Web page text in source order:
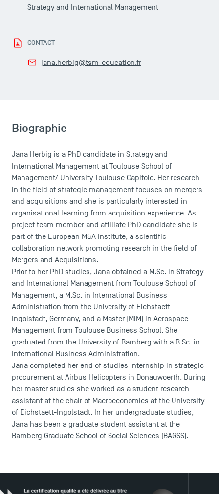
Accréditations
ACCÈS DIRECTS
Actualités
Agenda
Recrutement
Brochures
Logos et identité graphique
Presse
FAQ
Contact
Strategy and International Management
CONTACT
jana.herbig@tsm-education.fr
Biographie
Jana Herbig is a PhD candidate in Strategy and
International Management at Toulouse School of
Management/ University Toulouse Capitole. Her research
in the field of strategic management focuses on mergers
and acquisitions and she is particularly interested in
organisational learning from acquisition experience. As
project team member and affiliate PhD candidate she is
part of the European M&A Institute, a scientific
collaboration network promoting research in the field of
Mergers and Acquisitions.
Prior to her PhD studies, Jana obtained a M.Sc. in Strategy
and International Management from Toulouse School of
Management, a M.Sc. in International Business
Administration from the University of Eichstaett-
Ingolstadt, Germany, and a Master (MiM) in Aerospace
Management from Toulouse Business School. She
graduated from the University of Bamberg with a B.Sc. in
International Business Administration.
Jana completed her end of studies internship in strategic
procurement at Airbus Helicopters in Donauwoerth. During
her master studies she worked as a student research
assistant at the chair of Macroeconomics at the University
of Eichstaett-Ingolstadt. In her undergraduate studies,
Jana has been a graduate student assistant at the
Bamberg Graduate School of Social Sciences (BAGSS).